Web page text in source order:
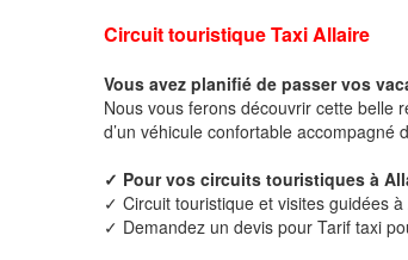
Circuit touristique Taxi Allaire
Vous avez planifié de passer vos
Nous vous ferons découvrir cette belle
d’un véhicule confortable accompagné
✓ Pour vos circuits touristiques à
✓ Circuit touristique et visites guidées à
✓ Demandez un devis pour Tarif taxi